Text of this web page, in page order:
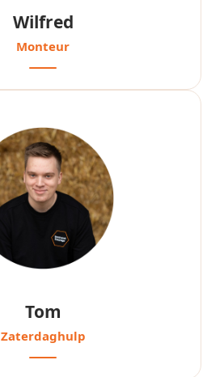
Wilfred
Monteur
Tom
Zaterdaghulp